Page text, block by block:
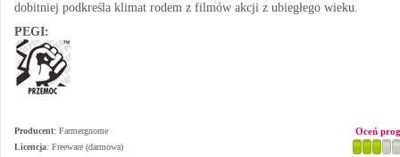
dobitniej podkreśla klimat rodem z filmów akcji z ubiegłego wieku.
PEGI:
Producent: Farmergnome
Licencja: Freeware (darmowa)
Oceń